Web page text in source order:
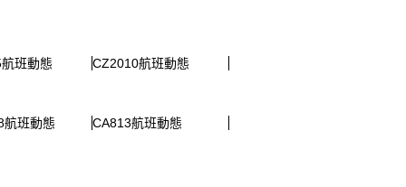
班動態 CZ2010航班動態
航班動態
CA813航班動態